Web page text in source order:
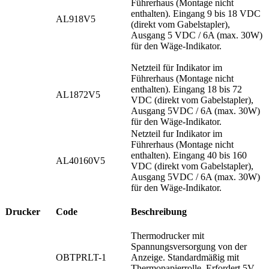
AL918V5
Führerhaus (Montage nicht
enthalten). Eingang 9 bis 18 VDC
(direkt vom Gabelstapler),
Ausgang 5 VDC / 6A (max. 30W)
für den Wäge-Indikator.
AL1872V5
Netzteil für Indikator im
Führerhaus (Montage nicht
enthalten). Eingang 18 bis 72
VDC (direkt vom Gabelstapler),
Ausgang 5VDC / 6A (max. 30W)
für den Wäge-Indikator.
AL40160V5
Netzteil fur Indikator im
Führerhaus (Montage nicht
enthalten). Eingang 40 bis 160
VDC (direkt vom Gabelstapler),
Ausgang 5VDC / 6A (max. 30W)
für den Wäge-Indikator.
Drucker Code Beschreibung
OBTPRLT-1
Thermodrucker mit
Spannungsversorgung von der
Anzeige. Standardmäßig mit